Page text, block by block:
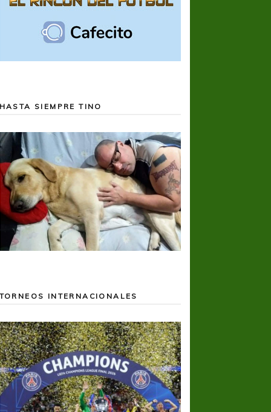
HASTA SIEMPRE TINO
TORNEOS INTERNACIONALES